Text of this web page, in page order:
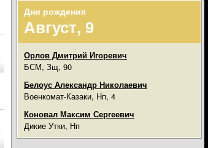
Дни рождения
Август, 9
Орлов Дмитрий Игоревич
БСМ, Зщ, 90
Белоус Александр Николаевич
Военкомат-Казаки, Нп, 4
Коновал Максим Сергеевич
Дикие Утки, Нп